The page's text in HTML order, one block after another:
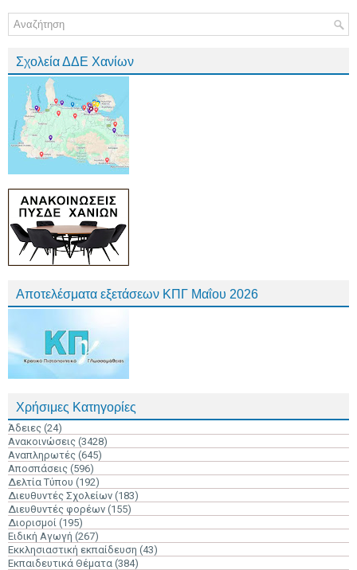
Σχολεία ΔΔΕ Χανίων
Αποτελέσματα εξετάσεων ΚΠΓ Μαΐου 2026
Χρήσιμες Κατηγορίες
Άδειες (24)
Ανακοινώσεις (3428)
Αναπληρωτές (645)
Αποσπάσεις (596)
Δελτία Τύπου (192)
Διευθυντές Σχολείων (183)
Διευθυντές φορέων (155)
Διορισμοί (195)
Ειδική Αγωγή (267)
Εκκλησιαστική εκπαίδευση (43)
Εκπαιδευτικά Θέματα (384)